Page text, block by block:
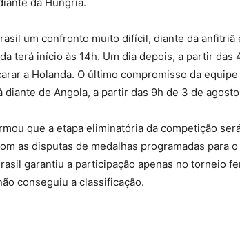
um confronto muito difícil, diante da anfitriã
terá início às 14h. Um dia depois, a partir das
a Holanda. O último compromisso da
diante de Angola, a partir das 9h de 3 de
que a etapa eliminatória da competição
as disputas de medalhas programadas para
garantiu a participação apenas no torneio
conseguiu a classificação.